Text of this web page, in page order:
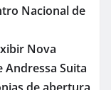
Nacional de
Nova
Andressa Suita